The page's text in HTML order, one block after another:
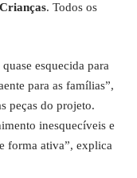
. Todos os
esquecida para
para as famílias”,
peças do projeto.
inesquecíveis e
forma ativa”, explica